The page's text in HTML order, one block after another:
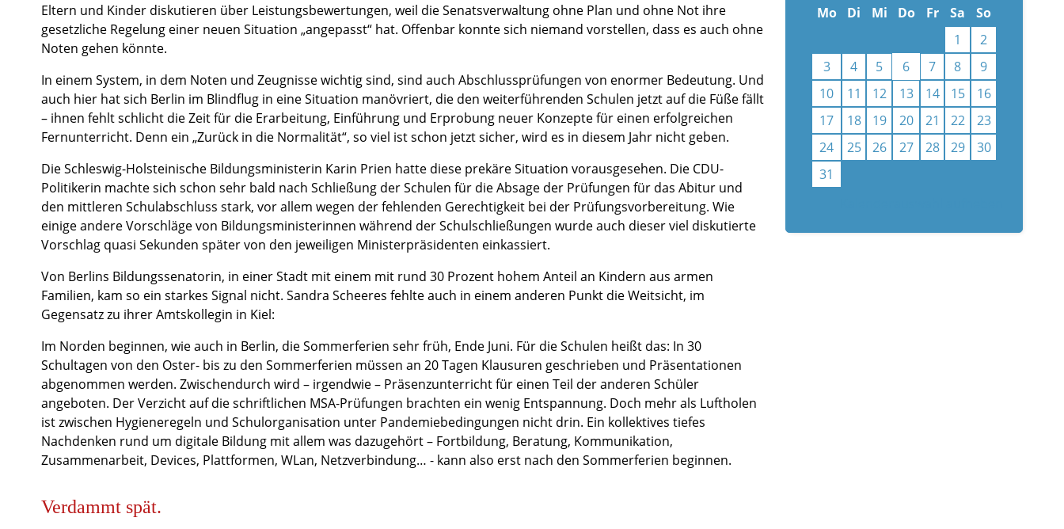
Eltern und Kinder diskutieren über Leistungsbewertungen, weil die Senatsverwaltung ohne Plan und ohne Not ihre
gesetzliche Regelung einer neuen Situation „angepasst“ hat. Offenbar konnte sich niemand vorstellen, dass es auch ohne
Noten gehen könnte.
In einem System, in dem Noten und Zeugnisse wichtig sind, sind auch Abschlussprüfungen von enormer Bedeutung. Und
auch hier hat sich Berlin im Blindflug in eine Situation manövriert, die den weiterführenden Schulen jetzt auf die Füße fällt
– ihnen fehlt schlicht die Zeit für die Erarbeitung, Einführung und Erprobung neuer Konzepte für einen erfolgreichen
Fernunterricht. Denn ein „Zurück in die Normalität“, so viel ist schon jetzt sicher, wird es in diesem Jahr nicht geben.
Die Schleswig-Holsteinische Bildungsministerin Karin Prien hatte diese prekäre Situation vorausgesehen. Die CDU-
Politikerin machte sich schon sehr bald nach Schließung der Schulen für die Absage der Prüfungen für das Abitur und
den mittleren Schulabschluss stark, vor allem wegen der fehlenden Gerechtigkeit bei der Prüfungsvorbereitung. Wie
einige andere Vorschläge von Bildungsministerinnen während der Schulschließungen wurde auch dieser viel diskutierte
Vorschlag quasi Sekunden später von den jeweiligen Ministerpräsidenten einkassiert.
Von Berlins Bildungssenatorin, in einer Stadt mit einem mit rund 30 Prozent hohem Anteil an Kindern aus armen
Familien, kam so ein starkes Signal nicht. Sandra Scheeres fehlte auch in einem anderen Punkt die Weitsicht, im
Gegensatz zu ihrer Amtskollegin in Kiel:
Im Norden beginnen, wie auch in Berlin, die Sommerferien sehr früh, Ende Juni. Für die Schulen heißt das: In 30
Schultagen von den Oster- bis zu den Sommerferien müssen an 20 Tagen Klausuren geschrieben und Präsentationen
abgenommen werden. Zwischendurch wird – irgendwie – Präsenzunterricht für einen Teil der anderen Schüler
angeboten. Der Verzicht auf die schriftlichen MSA-Prüfungen brachten ein wenig Entspannung. Doch mehr als Luftholen
ist zwischen Hygieneregeln und Schulorganisation unter Pandemiebedingungen nicht drin. Ein kollektives tiefes
Nachdenken rund um digitale Bildung mit allem was dazugehört – Fortbildung, Beratung, Kommunikation,
Zusammenarbeit, Devices, Plattformen, WLan, Netzverbindung… - kann also erst nach den Sommerferien beginnen.
Verdammt spät.
Mo Di Mi Do Fr Sa
So
1
2
3
4 5 6 7 8
9
10
11 12 13 14 15
16
17
18 19 20 21 22
23
24
25 26 27 28 29
30
31